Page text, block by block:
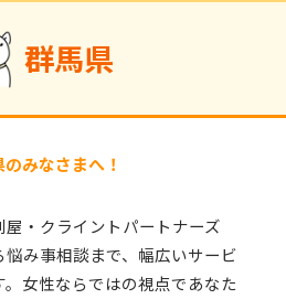
群馬県
みなさまへ！
・クライントパートナーズ
み事相談まで、幅広いサービ
女性ならではの視点であなた